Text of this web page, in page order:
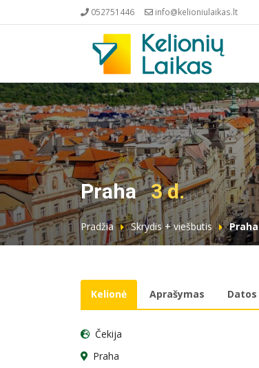
052751446 info@kelioniulaikas.lt
Praha 3 d.
Pradžia Skrydis + viešbutis Praha
Kelionė Aprašymas Datos
Čekija
Praha